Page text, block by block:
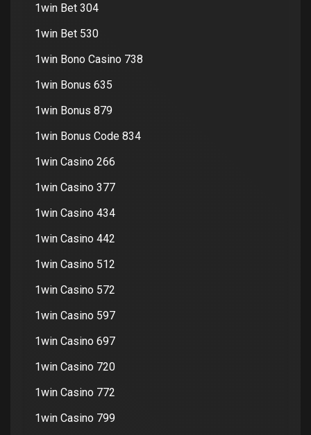
1win Bet 304
1win Bet 530
1win Bono Casino 738
1win Bonus 635
1win Bonus 879
1win Bonus Code 834
1win Casino 266
1win Casino 377
1win Casino 434
1win Casino 442
1win Casino 512
1win Casino 572
1win Casino 597
1win Casino 697
1win Casino 720
1win Casino 772
1win Casino 799